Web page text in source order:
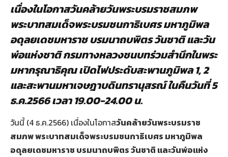
เนื่องในโอกาสวันคล้ายวันพระบรมราชสมภพ
พระบาทสมเด็จพระบรมชนกาธิเบศร มหาภูมิพล
อดุลยเดชมหาราช บรมนาถบพิตร วันชาติ และวัน
พ่อแห่งชาติ กรมทางหลวงชนบทร่วมสำนึกในพระ
มหากรุณาธิคุณ เปิดไฟประดับสะพานภูมิพล 1, 2
และสะพานมหาเจษฎาบดินทรานุสรณ์ ในคืนวันที่ 5
ธ.ค.2566เวลา 19.00-24.00น.
วันนี้ (4 ธ.ค.2566) เนื่องในโอกาสวันคล้ายวันพระบรมราช
สมภพ พระบาทสมเด็จพระบรมชนกาธิเบศร มหาภูมิพล
อดุลยเดชมหาราช บรมนาถบพิตร วันชาติ และวันพ่อแห่ง